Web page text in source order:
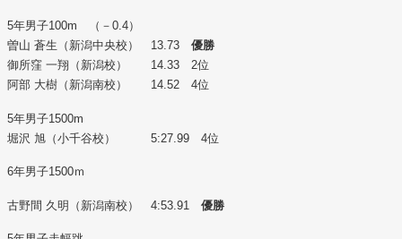
5年男子100m （－0.4）
曽山 蒼生（新潟中央校） 13.73 優勝
御所窪 一翔（新潟校） 14.33 2位
阿部 大樹（新潟南校） 14.52 4位
5年男子1500m
堀沢 旭（小千谷校） 5:27.99 4位
6年男子1500ｍ
古野間 久明（新潟南校） 4:53.91 優勝